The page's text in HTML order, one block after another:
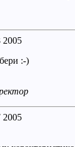
2005
:-)
2005